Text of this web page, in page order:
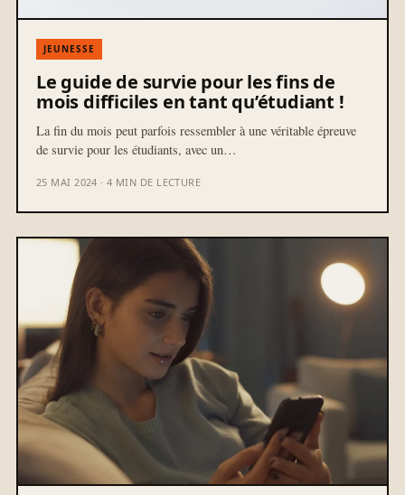
JEUNESSE
Le guide de survie pour les fins de
mois difficiles en tant qu’étudiant !
La fin du mois peut parfois ressembler à une véritable épreuve
de survie pour les étudiants, avec un…
25 MAI 2024 · 4 MIN DE LECTURE